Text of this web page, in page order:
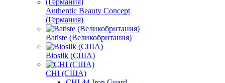
Authentic Beauty Concept
(Германия)
Batiste (Великобритания)
Biosilk (США)
CHI (США)